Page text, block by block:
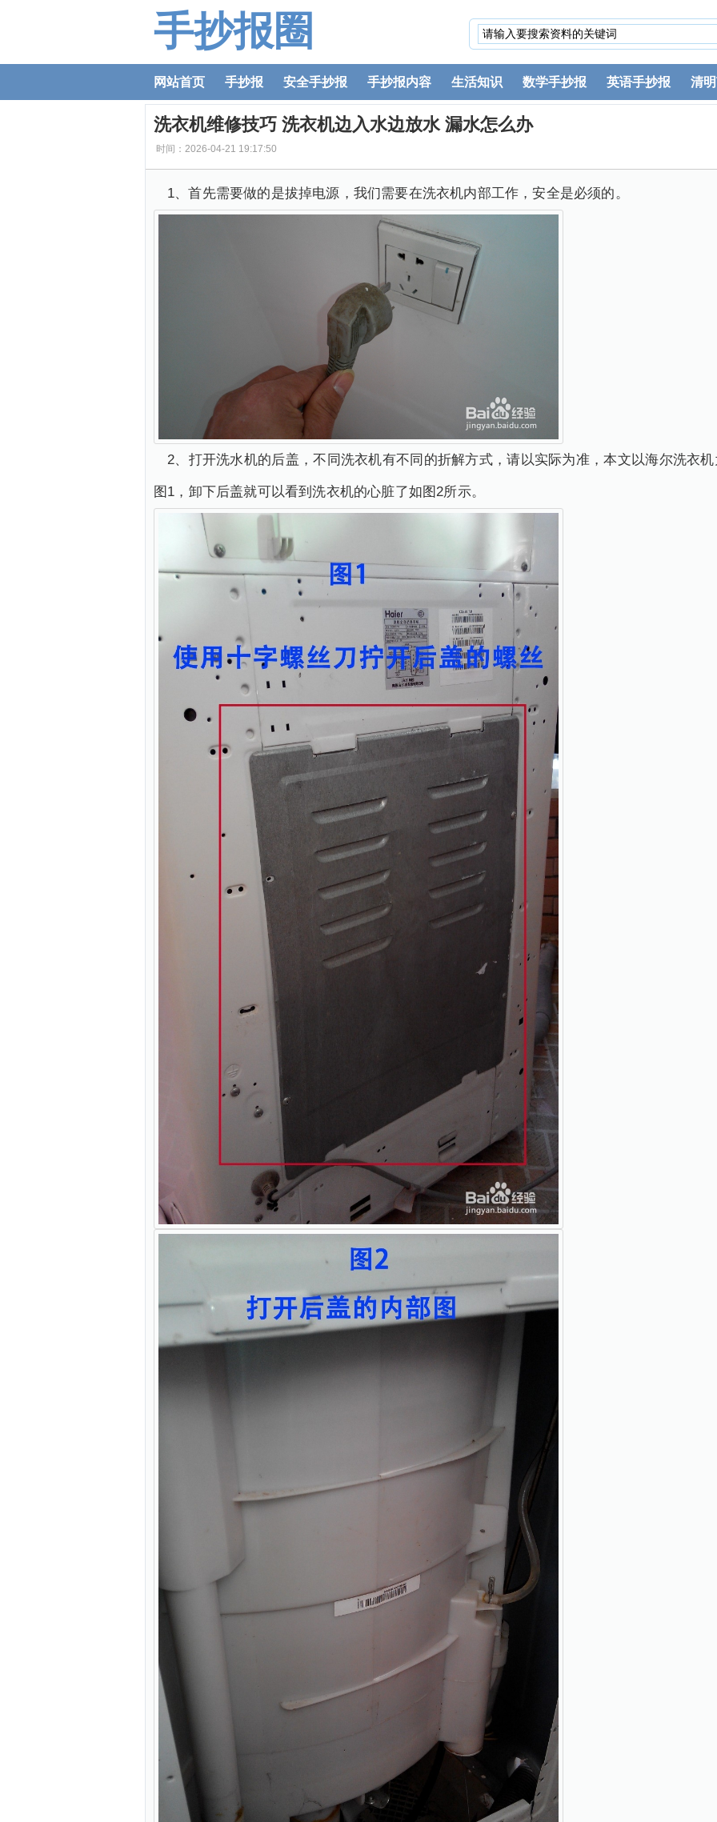
手抄报圈
网站首页 手抄报 安全手抄报 手抄报内容 生活知识 数学手抄报 英语手抄报 清
洗衣机维修技巧 洗衣机边入水边放水 漏水怎么办
时间：2026-04-21 19:17:50
1、首先需要做的是拔掉电源，我们需要在洗衣机内部工作，安全是必须的。
2、打开洗水机的后盖，不同洗衣机有不同的折解方式，请以实际为准，本文以海尔洗衣
图1，卸下后盖就可以看到洗衣机的心脏了如图2所示。